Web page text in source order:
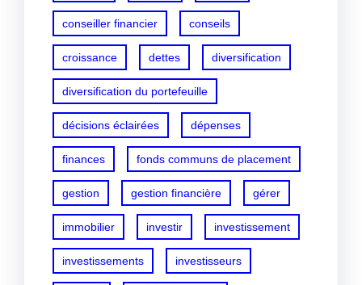
conseiller financier conseils
croissance dettes diversification
diversification du portefeuille
décisions éclairées dépenses
finances fonds communs de placement
gestion gestion financière gérer
immobilier investir investissement
investissements investisseurs